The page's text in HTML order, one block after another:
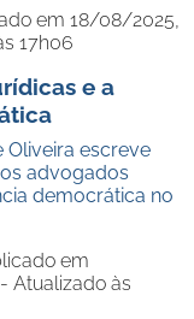
em 18/08/2025,
17h06
e a
Oliveira escreve
advogados
democrática no
em
Atualizado às